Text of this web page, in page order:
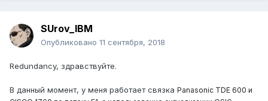
SUrov_IBM
Опубликовано 11 сентября, 2018
Redundancy, здравствуйте.
В данный момент, у меня работает связка Panasonic TDE 600 и